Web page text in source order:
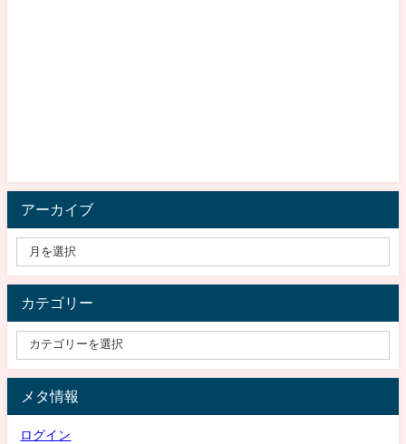
アーカイブ
カテゴリー
メタ情報
ログイン